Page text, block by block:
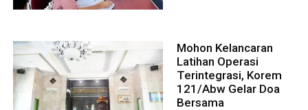
Mohon Kelancaran
Latihan Operasi
Terintegrasi, Korem
121/Abw Gelar Doa
Bersama